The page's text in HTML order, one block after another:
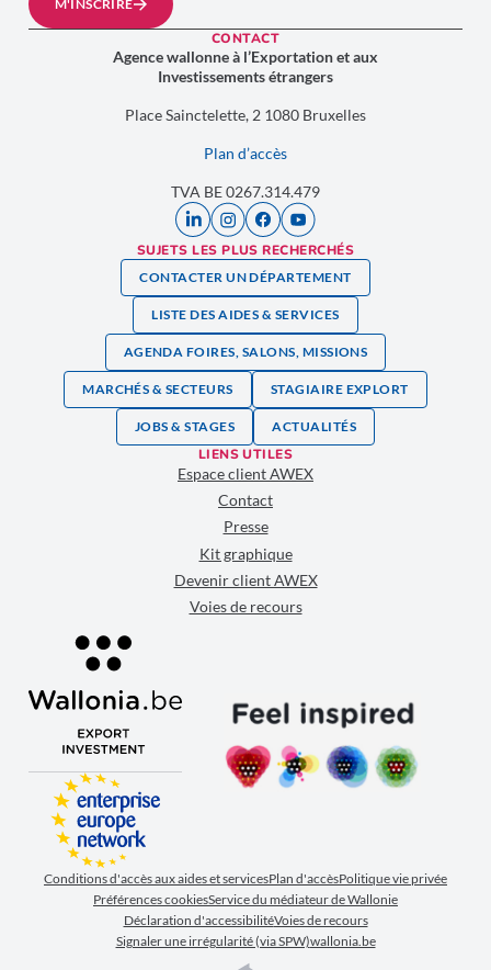
M'INSCRIRE
CONTACT
Agence wallonne à l’Exportation et aux
Investissements étrangers
Place Sainctelette, 2 1080 Bruxelles
Plan d’accès
TVA BE 0267.314.479
SUJETS LES PLUS RECHERCHÉS
CONTACTER UN DÉPARTEMENT
LISTE DES AIDES & SERVICES
AGENDA FOIRES, SALONS, MISSIONS
MARCHÉS & SECTEURS STAGIAIRE EXPLORT
JOBS & STAGES ACTUALITÉS
LIENS UTILES
Espace client AWEX
Contact
Presse
Kit graphique
Devenir client AWEX
Voies de recours
Conditions d'accès aux aides et servicesPlan d'accèsPolitique vie privée
Préférences cookiesService du médiateur de Wallonie
Déclaration d'accessibilitéVoies de recours
Signaler une irrégularité (via SPW)wallonia.be